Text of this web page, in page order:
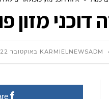
דוכני מזון
KARMIELNEWSADM